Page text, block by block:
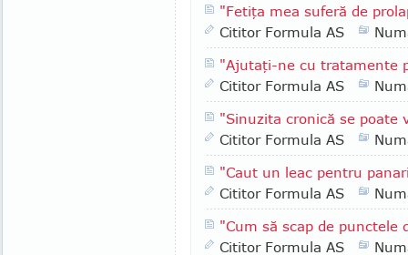
"Fetiţa mea suferă de
Cititor Formula AS
"Ajutaţi-ne cu tratamente
Cititor Formula AS
"Sinuzita cronică se poate
Cititor Formula AS
"Caut un leac pentru
Cititor Formula AS
"Cum să scap de punctele
Cititor Formula AS